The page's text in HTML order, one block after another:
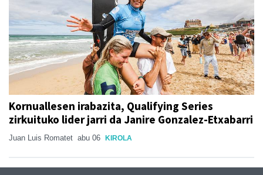
Kornuallesen irabazita, Qualifying Series
zirkuituko lider jarri da Janire Gonzalez-Etxabarri
Juan Luis Romatet abu 06 KIROLA